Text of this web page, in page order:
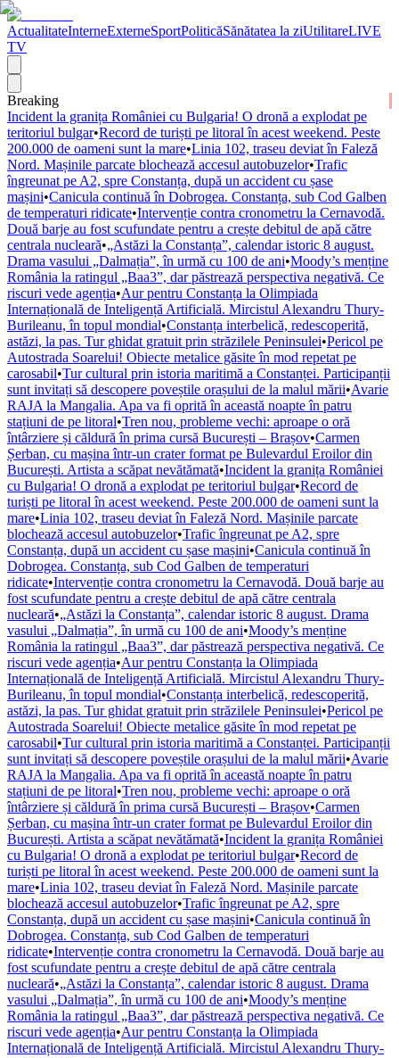
ActualitateInterneExterneSportPoliticăSănătatea la ziUtilitareLIVE
TV
Breaking
Incident la granița României cu Bulgaria! O dronă a explodat pe
teritoriul bulgar•Record de turiști pe litoral în acest weekend. Peste
200.000 de oameni sunt la mare•Linia 102, traseu deviat în Faleză
Nord. Mașinile parcate blochează accesul autobuzelor•Trafic
îngreunat pe A2, spre Constanța, după un accident cu șase
mașini•Canicula continuă în Dobrogea. Constanța, sub Cod Galben
de temperaturi ridicate•Intervenție contra cronometru la Cernavodă.
Două barje au fost scufundate pentru a crește debitul de apă către
centrala nucleară•„Astăzi la Constanța”, calendar istoric 8 august.
Drama vasului „Dalmația”, în urmă cu 100 de ani•Moody’s menține
România la ratingul „Baa3”, dar păstrează perspectiva negativă. Ce
riscuri vede agenția•Aur pentru Constanța la Olimpiada
Internațională de Inteligență Artificială. Mircistul Alexandru Thury-
Burileanu, în topul mondial•Constanța interbelică, redescoperită,
astăzi, la pas. Tur ghidat gratuit prin străzilele Peninsulei•Pericol pe
Autostrada Soarelui! Obiecte metalice găsite în mod repetat pe
carosabil•Tur cultural prin istoria maritimă a Constanței. Participanții
sunt invitați să descopere poveștile orașului de la malul mării•Avarie
RAJA la Mangalia. Apa va fi oprită în această noapte în patru
stațiuni de pe litoral•Tren nou, probleme vechi: aproape o oră
întârziere și căldură în prima cursă București – Brașov•Carmen
Șerban, cu mașina într-un crater format pe Bulevardul Eroilor din
București. Artista a scăpat nevătămată•Incident la granița României
cu Bulgaria! O dronă a explodat pe teritoriul bulgar•Record de
turiști pe litoral în acest weekend. Peste 200.000 de oameni sunt la
mare•Linia 102, traseu deviat în Faleză Nord. Mașinile parcate
blochează accesul autobuzelor•Trafic îngreunat pe A2, spre
Constanța, după un accident cu șase mașini•Canicula continuă în
Dobrogea. Constanța, sub Cod Galben de temperaturi
ridicate•Intervenție contra cronometru la Cernavodă. Două barje au
fost scufundate pentru a crește debitul de apă către centrala
nucleară•„Astăzi la Constanța”, calendar istoric 8 august. Drama
vasului „Dalmația”, în urmă cu 100 de ani•Moody’s menține
România la ratingul „Baa3”, dar păstrează perspectiva negativă. Ce
riscuri vede agenția•Aur pentru Constanța la Olimpiada
Internațională de Inteligență Artificială. Mircistul Alexandru Thury-
Burileanu, în topul mondial•Constanța interbelică, redescoperită,
astăzi, la pas. Tur ghidat gratuit prin străzilele Peninsulei•Pericol pe
Autostrada Soarelui! Obiecte metalice găsite în mod repetat pe
carosabil•Tur cultural prin istoria maritimă a Constanței. Participanții
sunt invitați să descopere poveștile orașului de la malul mării•Avarie
RAJA la Mangalia. Apa va fi oprită în această noapte în patru
stațiuni de pe litoral•Tren nou, probleme vechi: aproape o oră
întârziere și căldură în prima cursă București – Brașov•Carmen
Șerban, cu mașina într-un crater format pe Bulevardul Eroilor din
București. Artista a scăpat nevătămată•Incident la granița României
cu Bulgaria! O dronă a explodat pe teritoriul bulgar•Record de
turiști pe litoral în acest weekend. Peste 200.000 de oameni sunt la
mare•Linia 102, traseu deviat în Faleză Nord. Mașinile parcate
blochează accesul autobuzelor•Trafic îngreunat pe A2, spre
Constanța, după un accident cu șase mașini•Canicula continuă în
Dobrogea. Constanța, sub Cod Galben de temperaturi
ridicate•Intervenție contra cronometru la Cernavodă. Două barje au
fost scufundate pentru a crește debitul de apă către centrala
nucleară•„Astăzi la Constanța”, calendar istoric 8 august. Drama
vasului „Dalmația”, în urmă cu 100 de ani•Moody’s menține
România la ratingul „Baa3”, dar păstrează perspectiva negativă. Ce
riscuri vede agenția•Aur pentru Constanța la Olimpiada
Internațională de Inteligență Artificială. Mircistul Alexandru Thury-